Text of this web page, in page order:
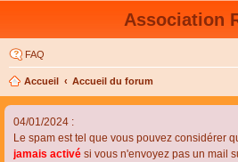
Association
FAQ
Accueil Accueil du forum
04/01/2024 :
Le spam est tel que vous pouvez considérer
jamais activé si vous n'envoyez pas un mail